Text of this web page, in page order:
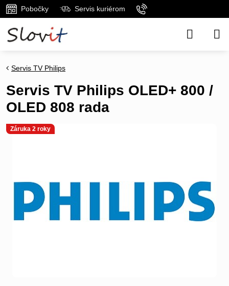
Pobočky Servis kuriérom
Záruka 2 roky
Servis TV Philips
Servis TV Philips OLED+ 800 /
OLED 808 rada